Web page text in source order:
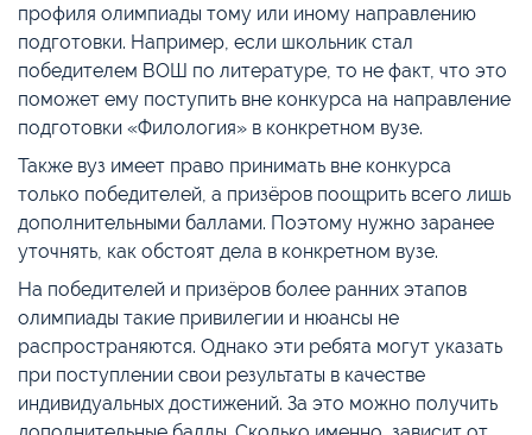
профиля олимпиады тому или иному направлению
подготовки. Например, если школьник стал
победителем ВОШ по литературе, то не факт, что это
поможет ему поступить вне конкурса на направление
подготовки «Филология» в конкретном вузе.
Также вуз имеет право принимать вне конкурса
только победителей, а призёров поощрить всего лишь
дополнительными баллами. Поэтому нужно заранее
уточнять, как обстоят дела в конкретном вузе.
На победителей и призёров более ранних этапов
олимпиады такие привилегии и нюансы не
распространяются. Однако эти ребята могут указать
при поступлении свои результаты в качестве
индивидуальных достижений. За это можно получить